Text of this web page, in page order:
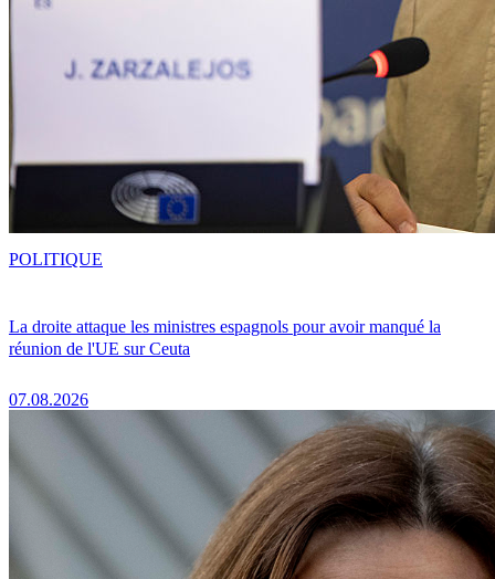
La droite attaque les ministres espagnols pour avoir manqué la
réunion de l'UE sur Ceuta
07.08.2026
POLITIQUE